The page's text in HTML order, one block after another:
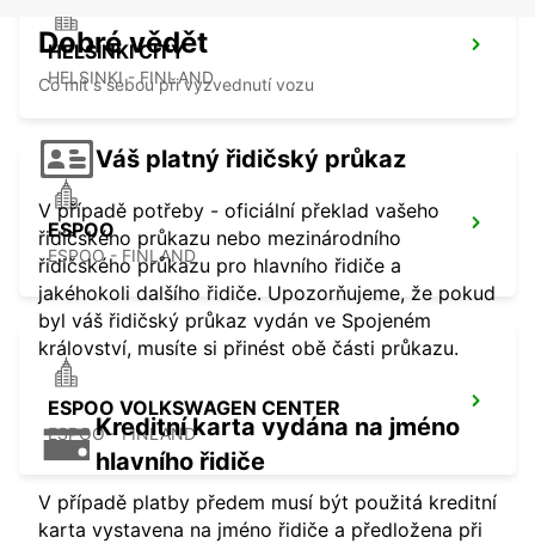
HELSINKI CITY
HELSINKI - FINLAND
ESPOO
ESPOO - FINLAND
ESPOO VOLKSWAGEN CENTER
ESPOO - FINLAND
Dobré vědět
Co mít s sebou při vyzvednutí vozu
Váš platný řidičský průkaz
V případě potřeby - oficiální překlad vašeho
řidičského průkazu nebo mezinárodního
řidičského průkazu pro hlavního řidiče a
jakéhokoli dalšího řidiče. Upozorňujeme, že pokud
byl váš řidičský průkaz vydán ve Spojeném
království, musíte si přinést obě části průkazu.
Kreditní karta vydána na jméno
hlavního řidiče
V případě platby předem musí být použitá kreditní
karta vystavena na jméno řidiče a předložena při